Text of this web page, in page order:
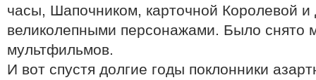
часы, Шапочником, карточной Королевой и
великолепными персонажами. Было снято
мультфильмов.
И вот спустя долгие годы поклонники